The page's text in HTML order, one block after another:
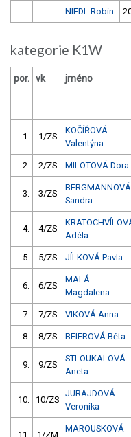
NIEDL Robin
kategorie K1W
por. vk jméno
1. 1/ZS
KOČÍŘOVÁ
Valentýna
2. 2/ZS MILOTOVÁ Dora
3. 3/ZS
BERGMANNOVÁ
Sandra
4. 4/ZS
Adéla
5. 5/ZS JÍLKOVÁ Pavla
6. 6/ZS
MALÁ
Magdalena
7. 7/ZS VIKOVÁ Anna
8. 8/ZS BEIEROVÁ Běta
9. 9/ZS
STLOUKALOVÁ
Aneta
10. 10/ZS
JURAJDOVÁ
Veronika
11. 1/ZM
MAROUSKOVÁ